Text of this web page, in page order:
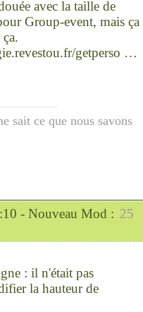
avec la taille de
Group-event, mais ça
getperso …
sait ce que nous savons
25
- Nouveau Mod :
: il n'était pas
la hauteur de